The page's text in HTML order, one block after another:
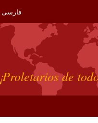
فارسی
¡Proletarios de